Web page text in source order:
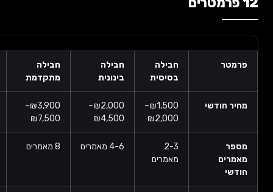
חבילה
חבילה
בינונית
חבילה
מתקדמת
חבילה
עסקית
₪1,500–
₪2,000–
₪4,500
₪3,900–
₪7,500
החל
מ-₪7,500
2-3
מאמרים
4-6 מאמרים 8 מאמרים 12+ מאמרים